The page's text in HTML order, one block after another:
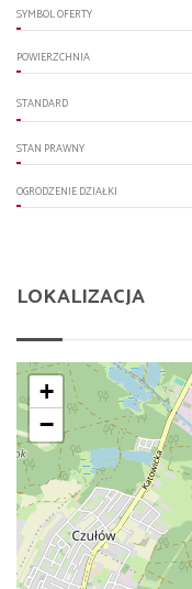
SYMBOL OFERTY
POWIERZCHNIA
STANDARD
STAN PRAWNY
OGRODZENIE DZIAŁKI
LOKALIZACJA
+
−